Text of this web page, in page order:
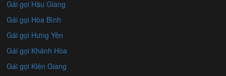
Gái gọi Hậu Giang
Gái gọi Hòa Bình
Gái gọi Hưng Yên
Gái gọi Khánh Hòa
Gái gọi Kiên Giang